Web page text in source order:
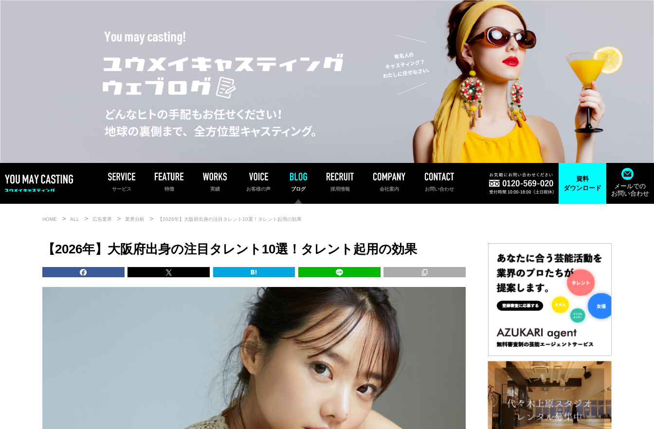
サービス 特徴 実績 お客様の声 ブログ 採用情報 会社案内 お問い合わせ
資料
ダウンロード
メールでの
お問い合わせ
HOME ALL 広告業界 業界分析 【2026年】大阪府出身の注目タレント10選！タレント起用の効果
【2026年】大阪府出身の注目タレント10選！タレント起用の効果